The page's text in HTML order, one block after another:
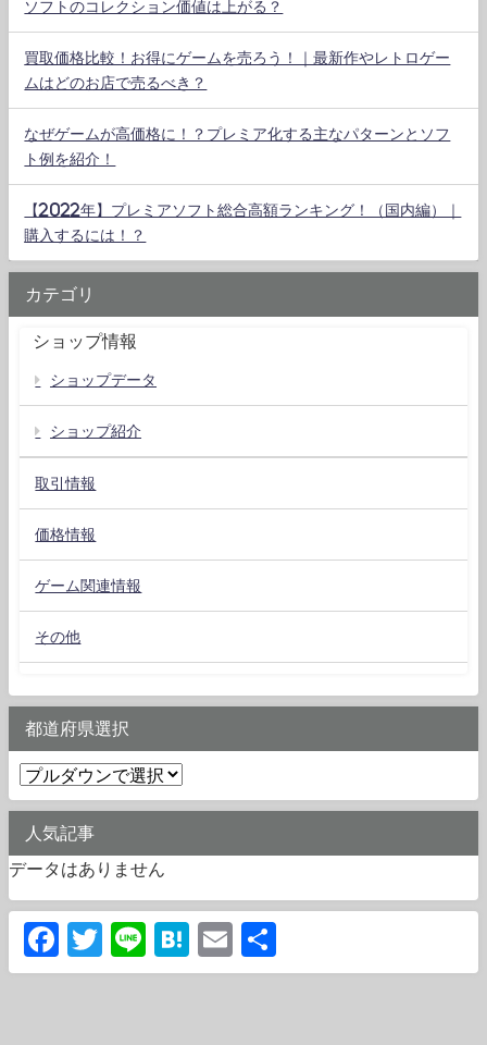
ソフトのコレクション価値は上がる？
買取価格比較！お得にゲームを売ろう！｜最新作やレトロゲー
ムはどのお店で売るべき？
なぜゲームが高価格に！？プレミア化する主なパターンとソフ
ト例を紹介！
【2022年】プレミアソフト総合高額ランキング！（国内編）｜
購入するには！？
カテゴリ
ショップ情報
ショップデータ
ショップ紹介
取引情報
価格情報
ゲーム関連情報
その他
都道府県選択
人気記事
データはありません
Facebook
Twitter
LineHatena
Email
有